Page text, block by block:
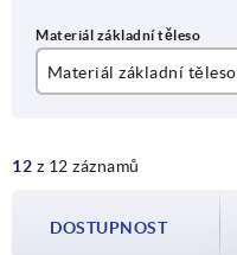
Materiál základní těleso
ocel
12 z 12 záznamů
DOSTUPNOST